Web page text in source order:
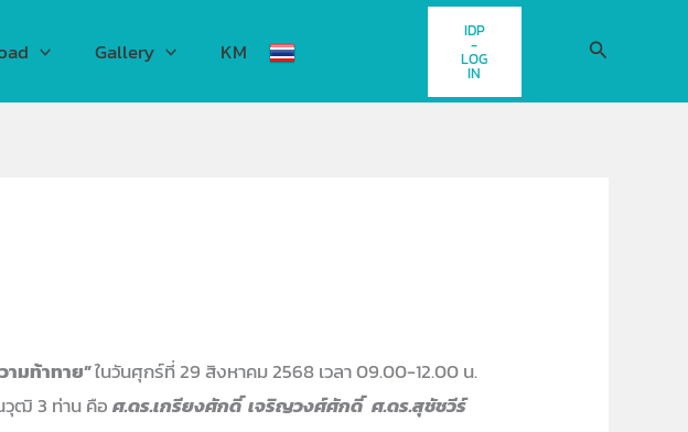
Gallery KM
IDP
-
LOG
IN
Search
ามท้าทาย”ในวันศุกร์ที่ 29 สิงหาคม 2568 เวลา 09.00-12.00 น.
วุฒิ 3 ท่าน คือศ.ดร.เกรียงศักดิ์ เจริญวงศ์ศักดิ์ ศ.ดร.สุชัชวีร์